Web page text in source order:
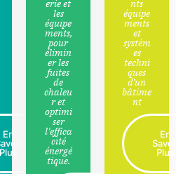
En
Plus
erie et
les
équipe
ments,
pour
élimin
er les
fuites
de
chaleu
r et
optimi
ser
l'effica
cité
énergé
tique.
nts
équipe
ments
et
systèm
es
techni
ques
d’un
bâtime
nt
En
Plus